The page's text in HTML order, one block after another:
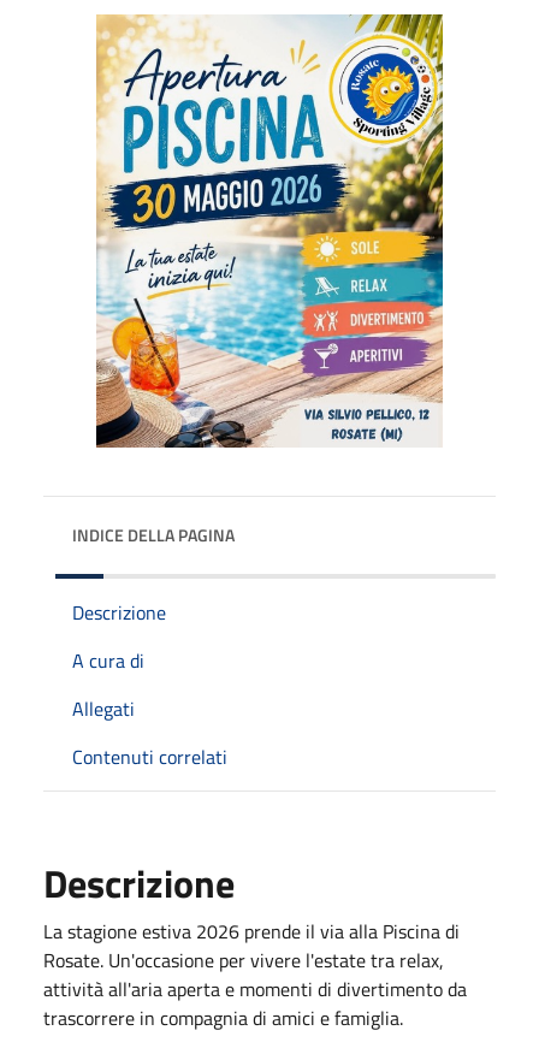
INDICE DELLA PAGINA
Descrizione
A cura di
Allegati
Contenuti correlati
Descrizione
La stagione estiva 2026 prende il via alla Piscina di
Rosate. Un'occasione per vivere l'estate tra relax,
attività all'aria aperta e momenti di divertimento da
trascorrere in compagnia di amici e famiglia.